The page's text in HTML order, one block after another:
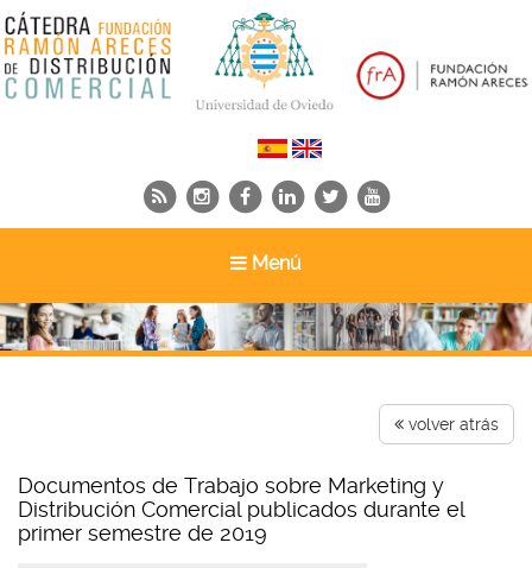
Menú
volver atrás
Documentos de Trabajo sobre Marketing y
Distribución Comercial publicados durante el
primer semestre de 2019